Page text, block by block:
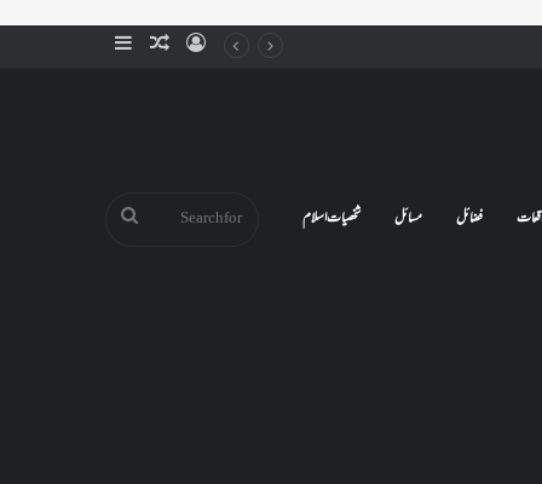
SidebarRandomLog
فضائل مسائل شخصیات اسلام Search